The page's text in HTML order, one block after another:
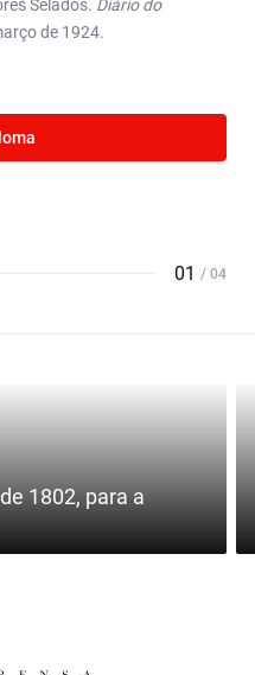
Selados. Diário do
de 1924.
01 / 04
1802, para a